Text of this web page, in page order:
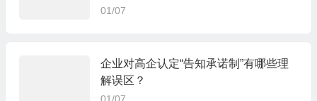
01/07
企业对高企认定“告知承诺制”有哪些理
解误区？